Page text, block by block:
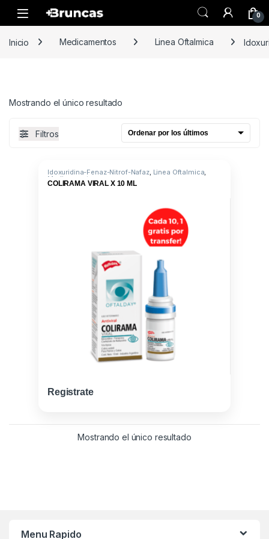
Skip to navigation
Skip to content
0
Inicio Medicamentos Linea Oftalmica
Mostrando el único resultado
Filtros
Idoxuridina-Fenaz-Nitrof-Nafaz, Linea Oftalmica,
Medicamentos
COLIRAMA VIRAL X 10 ML
Registrate
Mostrando el único resultado
Menu Rapido